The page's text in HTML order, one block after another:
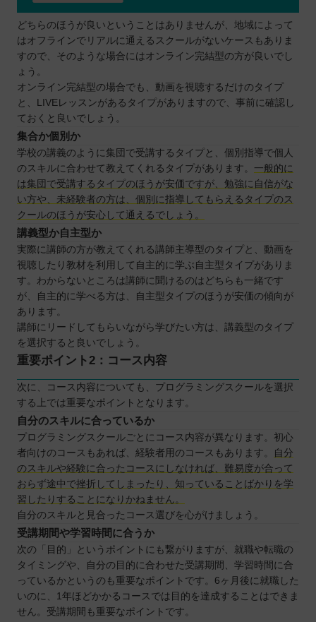
どちらのほうが良いということはありませんが、地域によって
はオフラインでリアルに通えるスクールがないケースもありま
すので、そのような場合にはオンライン完結型の方が良いでし
ょう。
オンライン完結型の場合でも、動画を視聴するだけのタイプ
と、LIVEレッスンがあるタイプがありますので、事前に確認し
ておくと良いでしょう。
集合か個別か
学校の講義のように集団で受講するタイプと、個別指導で個人
のスキルに合わせて教えてくれるタイプがあります。 一般的に
は集団で受講するタイプのほうが安価ですが、勉強に自信がな
い方や、未経験者の方は、個別に指導してもらえるタイプのス
クールのほうが安心して通えるでしょう。
講義型か自主型か
実際に講師の方が教えてくれる講師主導型のタイプと、動画を
視聴したり教材を利用して自主的に学ぶ自主型タイプがありま
す。わからないところは講師に聞けるのはどちらも一緒です
が、自主的に学べる方は、自主型タイプのほうが安価の傾向が
あります。
講師にリードしてもらいながら学びたい方は、講義型のタイプ
を選択すると良いでしょう。
重要ポイント2：コース内容
次に、コース内容についても、プログラミングスクールを選択
する上では重要なポイントとなります。
自分のスキルに合っているか
プログラミングスクールごとにコース内容が異なります。初心
者向けのコースもあれば、経験者用のコースもあります。
自分
のスキルや経験に合ったコースにしなければ、難易度が合って
おらず途中で挫折してしまったり、知っていることばかりを学
習したりすることになりかねません。
自分のスキルと見合ったコース選びを心がけましょう。
受講期間や学習時間に合うか
次の「目的」というポイントにも繋がりますが、就職や転職の
タイミングや、自分の目的に合わせた受講期間、学習時間に合
っているかというのも重要なポイントです。6ヶ月後に就職した
いのに、1年ほどかかるコースでは目的を達成することはできま
せん。受講期間も重要なポイントです。